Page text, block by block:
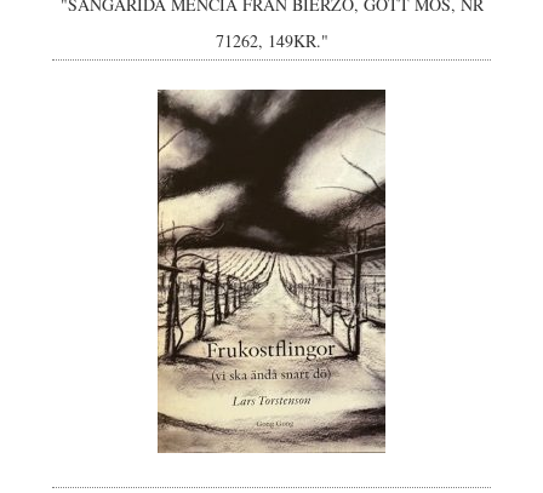
71262, 149KR."